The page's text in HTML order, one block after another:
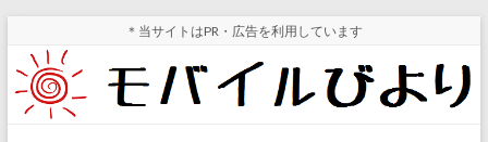
content
＊当サイトはPR・広告を利用しています